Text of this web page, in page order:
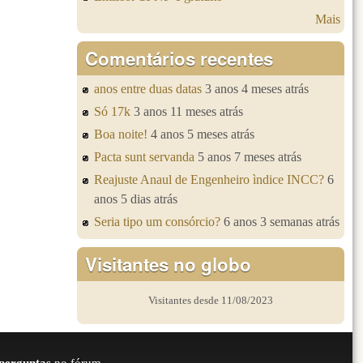
Mais
Comentários recentes
anos entre duas datas 3 anos 4 meses atrás
Só 17k 3 anos 11 meses atrás
Boa noite! 4 anos 5 meses atrás
Pacta sunt servanda 5 anos 7 meses atrás
Reajuste Anaul de Engenheiro ìndice INCC? 6
anos 5 dias atrás
Seria tipo um consórcio? 6 anos 3 semanas atrás
Visitantes no globo
Visitantes desde 11/08/2023